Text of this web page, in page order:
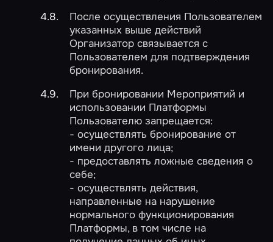
После осуществления Пользователем
указанных выше действий
Организатор связывается с
Пользователем для подтверждения
бронирования.
При бронировании Мероприятий и
использовании Платформы
Пользователю запрещается:
- осуществлять бронирование от
имени другого лица;
- предоставлять ложные сведения о
себе;
- осуществлять действия,
направленные на нарушение
нормального функционирования
Платформы, в том числе на